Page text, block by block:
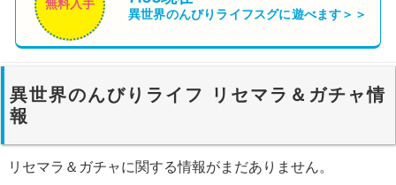
無料入手
異世界のんびりライフスグに遊べます＞＞
異世界のんびりライフ リセマラ＆ガチャ情
報
リセマラ＆ガチャに関する情報がまだありません。